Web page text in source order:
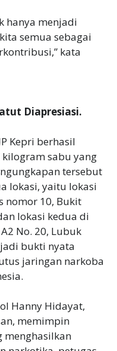
hanya menjadi
semua sebagai
kata
Diapresiasi.
Kepri berhasil
sabu yang
tersebut
lokasi, yaitu lokasi
nomor 10, Bukit
lokasi kedua di
No. 20, Lubuk
bukti nyata
jaringan narkoba
Hanny Hidayat,
memimpin
menghasilkan